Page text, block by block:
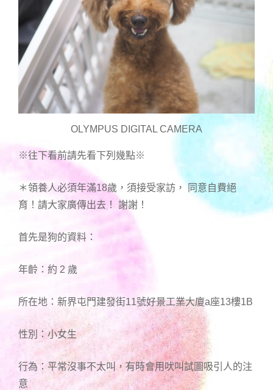
OLYMPUS DIGITAL CAMERA
※往下看前請先看下列幾點※
＊領養人必須年滿18歲，須接受家訪， 同意自費絕
育！請大家廣傳出去！ 謝謝！
首先是狗的資料：
年齡：約 2 歲
所在地：新界屯門建發街11號好景工業大廈a座13樓1B
性別：小女生
行為：平常沒事不太叫，有時會用吠叫試圖吸引人的注
意